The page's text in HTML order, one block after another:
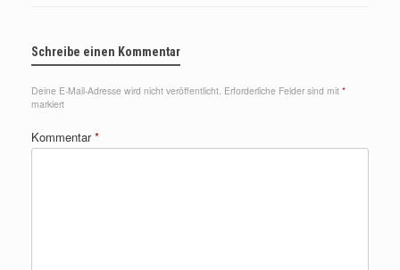
Schreibe einen Kommentar
Deine E-Mail-Adresse wird nicht veröffentlicht. Erforderliche Felder sind mit *
markiert
Kommentar*